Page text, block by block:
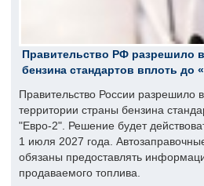
Правительство РФ разрешило
бензина стандартов вплоть до
Правительство России разрешило
территории страны бензина
"Евро-2". Решение будет
1 июля 2027 года.
обязаны предоставлять
продаваемого топлива.